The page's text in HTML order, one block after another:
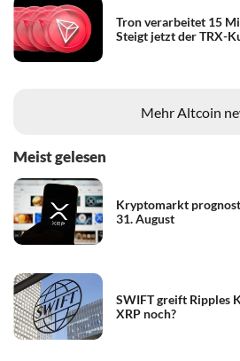
Tron verarbeitet 15
Steigt jetzt der TRX-
Mehr Altcoin
Meist gelesen
Kryptomarkt
31. August
SWIFT greift Ripples
XRP noch?